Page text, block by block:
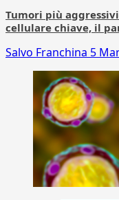
Tumori più
cellulare chiave, il
Salvo Franchina 5